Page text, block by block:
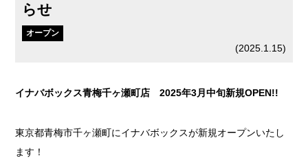
らせ
オープン
(2025.1.15)
イナバボックス青梅千ヶ瀬町店 2025年3月中旬新規OPEN!!
東京都青梅市千ヶ瀬町にイナバボックスが新規オープンいたし
ます！